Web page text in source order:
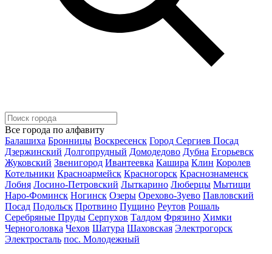
Все города по алфавиту
Балашиха Бронницы Воскресенск Город Сергиев Посад
Дзержинский Долгопрудный Домодедово Дубна Егорьевск
Жуковский Звенигород Ивантеевка Кашира Клин Королев
Котельники Красноармейск Красногорск Краснознаменск
Лобня Лосино-Петровский Лыткарино Люберцы Мытищи
Наро-Фоминск Ногинск Озеры Орехово-Зуево Павловский
Посад Подольск Протвино Пущино Реутов Рошаль
Серебряные Пруды Серпухов Талдом Фрязино Химки
Черноголовка Чехов Шатура Шаховская Электрогорск
Электросталь пос. Молодежный